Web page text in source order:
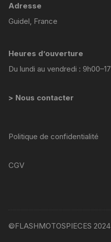
Adresse
Guidel, France
Heures d’ouverture
Du lundi au vendredi :
> Nous contacter
Politique de confidentialité
CGV
©FLASHMOTOSPIECES